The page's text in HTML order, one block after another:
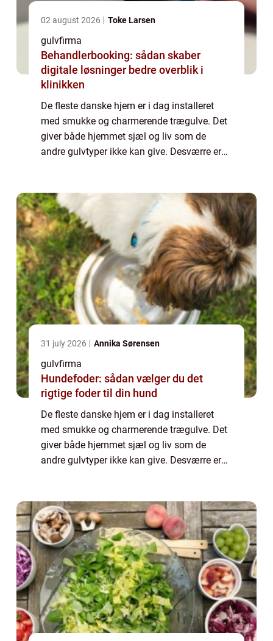
02 august 2026 Toke Larsen
gulvfirma
Behandlerbooking: sådan skaber
digitale løsninger bedre overblik i
klinikken
De fleste danske hjem er i dag installeret
med smukke og charmerende trægulve. Det
giver både hjemmet sjæl og liv som de
andre gulvtyper ikke kan give. Desværre er
31 july 2026 Annika Sørensen
gulvfirma
Hundefoder: sådan vælger du det
rigtige foder til din hund
De fleste danske hjem er i dag installeret
med smukke og charmerende trægulve. Det
giver både hjemmet sjæl og liv som de
andre gulvtyper ikke kan give. Desværre er